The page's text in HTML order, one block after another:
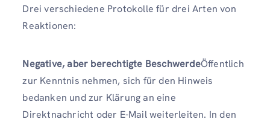
Drei verschiedene Protokolle für drei Arten von
Reaktionen:
Negative, aber berechtigte BeschwerdeÖffentlich
zur Kenntnis nehmen, sich für den Hinweis
bedanken und zur Klärung an eine
Direktnachricht oder E-Mail weiterleiten. In den